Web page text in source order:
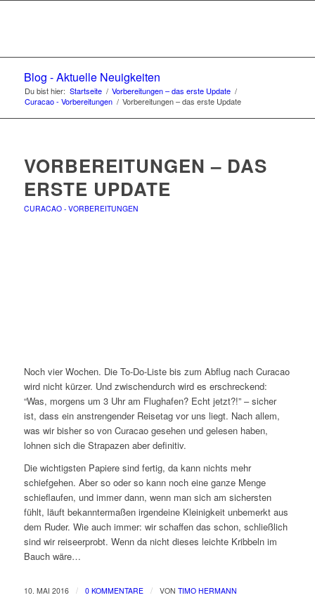
Blog - Aktuelle Neuigkeiten
Du bist hier: Startseite / Vorbereitungen – das erste Update /
Curacao - Vorbereitungen / Vorbereitungen – das erste Update
VORBEREITUNGEN – DAS
ERSTE UPDATE
CURACAO - VORBEREITUNGEN
Noch vier Wochen. Die To-Do-Liste bis zum Abflug nach Curacao
wird nicht kürzer. Und zwischendurch wird es erschreckend:
“Was, morgens um 3 Uhr am Flughafen? Echt jetzt?!” – sicher
ist, dass ein anstrengender Reisetag vor uns liegt. Nach allem,
was wir bisher so von Curacao gesehen und gelesen haben,
lohnen sich die Strapazen aber definitiv.
Die wichtigsten Papiere sind fertig, da kann nichts mehr
schiefgehen. Aber so oder so kann noch eine ganze Menge
schieflaufen, und immer dann, wenn man sich am sichersten
fühlt, läuft bekanntermaßen irgendeine Kleinigkeit unbemerkt aus
dem Ruder. Wie auch immer: wir schaffen das schon, schließlich
sind wir reiseerprobt. Wenn da nicht dieses leichte Kribbeln im
Bauch wäre…
10. MAI 2016 / 0 KOMMENTARE / VON TIMO HERMANN